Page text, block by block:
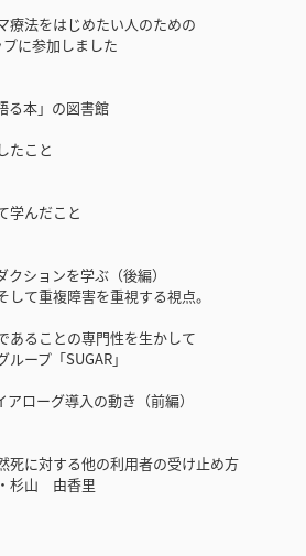
療法をはじめたい人のための
に参加しました
る本」の図書館
たこと
学んだこと
ションを学ぶ（後編）
て重複障害を重視する視点。
あることの専門性を生かして
ープ「SUGAR」
ローグ導入の動き（前編）
死に対する他の利用者の受け止め方
杉山 由香里